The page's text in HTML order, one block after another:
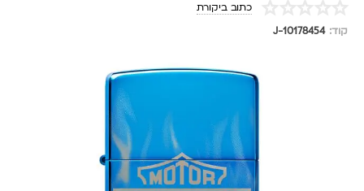
כתוב ביקורת
קוד: J-10178454